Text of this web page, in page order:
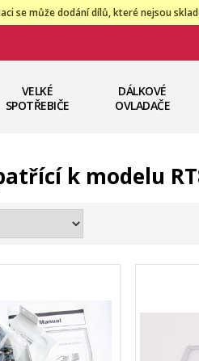
se může dodání dílů, které nejsou
VELKÉ
SPOTŘEBIČE
DÁLKOVÉ
OVLADAČE
k modelu